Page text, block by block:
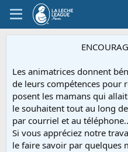
Les animatrices donnent
de leurs compétences pour
posent les mamans qui
le souhaitent tout au long
par courriel et au
Si vous appréciez notre
le faire savoir par quelques